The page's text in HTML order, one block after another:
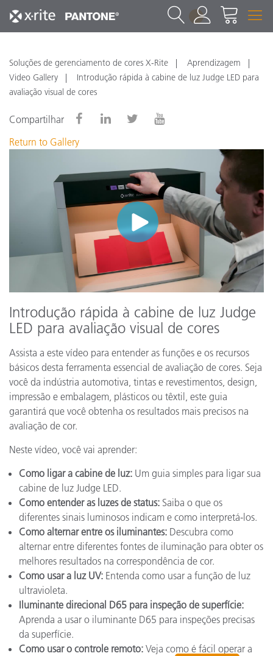
1
Soluções de gerenciamento de cores X-Rite
Aprendizagem
Video Gallery
Introdução rápida à cabine de luz Judge LED para
avaliação visual de cores
Compartilhar
Return to Gallery
Introdução rápida à cabine de luz Judge
LED para avaliação visual de cores
Assista a este vídeo para entender as funções e os recursos
básicos desta ferramenta essencial de avaliação de cores. Seja
você da indústria automotiva, tintas e revestimentos, design,
impressão e embalagem, plásticos ou têxtil, este guia
garantirá que você obtenha os resultados mais precisos na
avaliação de cor.
Neste vídeo, você vai aprender:
Como ligar a cabine de luz: Um guia simples para ligar sua
cabine de luz Judge LED.
Como entender as luzes de status: Saiba o que os
diferentes sinais luminosos indicam e como interpretá-los.
Como alternar entre os iluminantes: Descubra como
alternar entre diferentes fontes de iluminação para obter os
melhores resultados na correspondência de cor.
Como usar a luz UV: Entenda como usar a função de luz
ultravioleta.
Iluminante direcional D65 para inspeção de superfície:
Aprenda a usar o iluminante D65 para inspeções precisas
da superfície.
Como usar o controle remoto: Veja como é fácil operar a